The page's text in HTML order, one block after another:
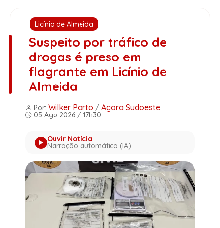
Licínio de Almeida
Suspeito por tráfico de
drogas é preso em
flagrante em Licínio de
Almeida
Por: Wilker Porto / Agora Sudoeste
05 Ago 2026 / 17h30
Ouvir Notícia
Narração automática (IA)